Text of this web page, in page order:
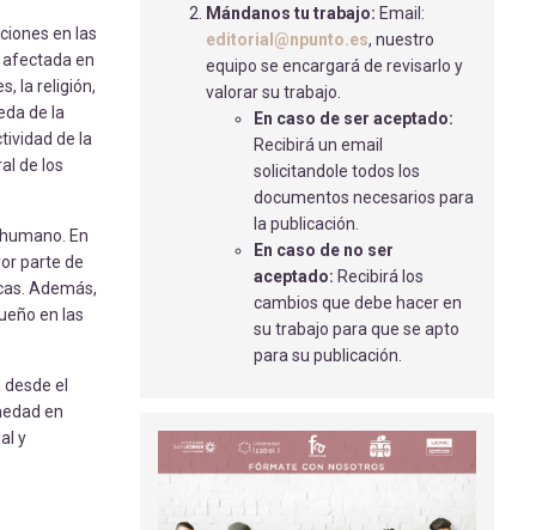
en las
afectada en
la religión,
de la
de la
de los
En
parte de
Además,
en las
el
en
y
CASO CLÍNICO - GRANULOMA
PIÓGENO TRATADO CON TIMOLOL
Sánchez Galindo, B- 14/12/2021
EL DOLOR DURANTE EL PARTO, SU
CONTROL MEDIANTE ANESTESIA Y
ANALGESIA, SUS EFECTOS ADVERSOS Y
OTROS MÉTODOS ANALGÉSICOS
ALTERNATIVOS
Toro Martín, S- 16/07/2021
LA SUTURA DE PUNTO
COLCHONERO VERTICAL EN ATENCIÓN
Serrano Jurado, S- 01/09/2018
PREGESTACIONAL Y GANANCIA DE
PESO MATERNO Y SU RELACIÓN CON EL
Galindo Amezcua, D
- 15/05/2018
Mándanos tu trabajo: Email:
editorial@npunto.es, nuestro
equipo se encargará de revisarlo y
valorar su trabajo.
En caso de ser aceptado:
Recibirá un email
solicitandole todos los
documentos necesarios para
la publicación.
En caso de no ser
aceptado: Recibirá los
cambios que debe hacer en
su trabajo para que se apto
para su publicación.